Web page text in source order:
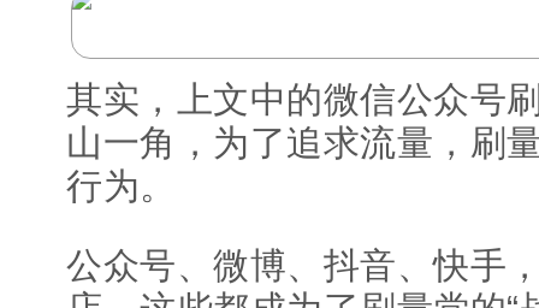
其实，上文中的微信公众号
山一角，为了追求流量，刷
行为。
公众号、微博、抖音、快手